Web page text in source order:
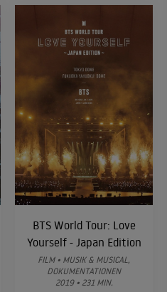
BTS World Tour: Love
Yourself - Japan Edition
FILM • MUSIK & MUSICAL,
DOKUMENTATIONEN
2019 • 231 MIN.